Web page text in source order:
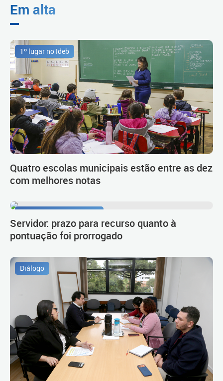
Em alta
1º lugar no Ideb
Quatro escolas municipais estão entre as dez
com melhores notas
Servidor: prazo para recurso quanto à
pontuação foi prorrogado
Diálogo